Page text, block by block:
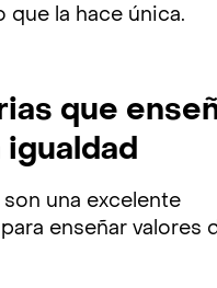
que la hace única.
que
igualdad
una excelente
enseñar valores